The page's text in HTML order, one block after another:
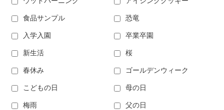
食品サンプル 恐竜
入学入園 卒業卒園
新生活 桜
春休み ゴールデンウィーク
こどもの日 母の日
梅雨 父の日